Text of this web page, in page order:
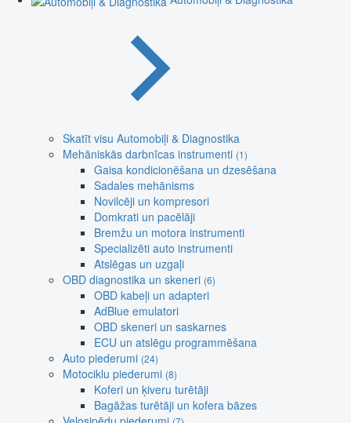
Skatīt visu Automobiļi & Diagnostika
Mehāniskās darbnīcas instrumenti (1)
Gaisa kondicionēšana un dzesēšana
Sadales mehānisms
Novilcēji un kompresori
Domkrati un pacēlāji
Bremžu un motora instrumenti
Specializēti auto instrumenti
Atslēgas un uzgaļi
OBD diagnostika un skeneri (6)
OBD kabeļi un adapteri
AdBlue emulatori
OBD skeneri un saskarnes
ECU un atslēgu programmēšana
Auto piederumi (24)
Motociklu piederumi (8)
Koferi un ķiveru turētāji
Bagāžas turētāji un kofera bāzes